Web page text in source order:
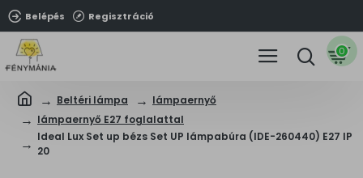
Belépés Regisztráció
0
Beltéri lámpa
lámpaernyő
lámpaernyő E27 foglalattal
Ideal Lux Set up bézs Set UP lámpabúra (IDE-260440) E27 IP
20